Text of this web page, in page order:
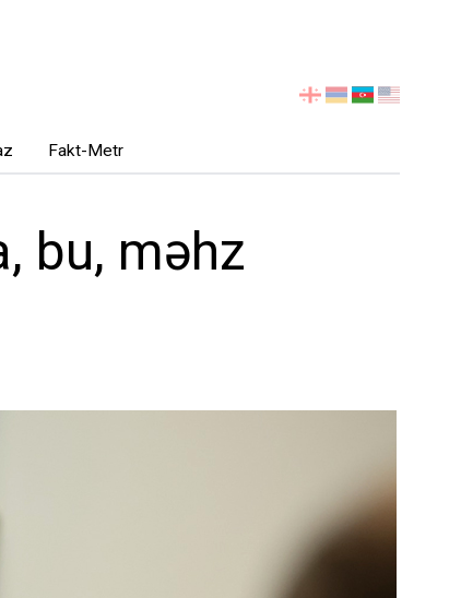
Fakt-Metr
აირჩიეთ
bu, məhz